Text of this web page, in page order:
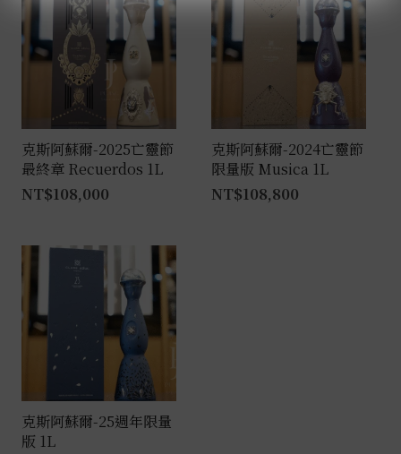
克斯阿蘇爾-2025亡靈節
最終章 Recuerdos 1L
NT$108,000
克斯阿蘇爾-2024亡靈節
限量版 Musica 1L
NT$108,800
克斯阿蘇爾-25週年限量
版 1L